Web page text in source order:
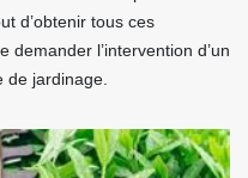
d’obtenir tous ces
demander l’intervention d’un
de jardinage.